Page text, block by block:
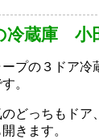
冷蔵庫 小
ープの３ドア冷
。
のどっちもドア
きます。